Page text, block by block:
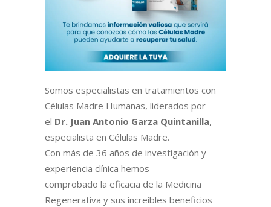
Somos especialistas en tratamientos con
Células Madre Humanas, liderados por
el Dr. Juan Antonio Garza Quintanilla,
especialista en Células Madre.
Con más de 36 años de investigación y
experiencia clínica hemos
comprobado la eficacia de la Medicina
Regenerativa y sus increíbles beneficios